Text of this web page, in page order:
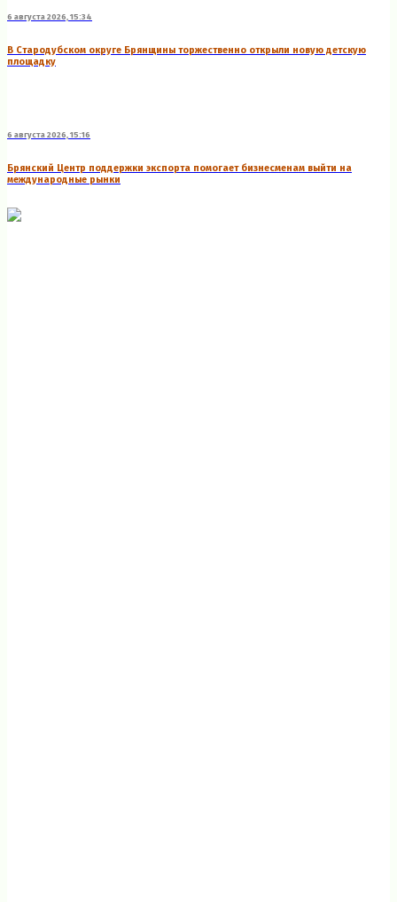
6 августа 2026, 15:34
В Стародубском округе Брянщины торжественно открыли новую детскую
площадку
6 августа 2026, 15:16
Брянский Центр поддержки экспорта помогает бизнесменам выйти на
международные рынки